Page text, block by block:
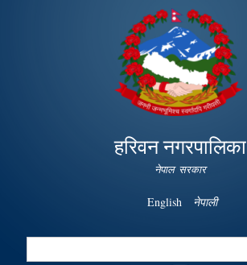
Skip to
main
content
हरिवन नगरपालिका
नेपाल सरकार
English नेपाली
Search